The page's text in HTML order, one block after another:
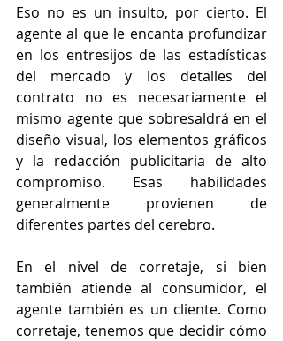
Eso no es un insulto, por cierto. El
agente al que le encanta profundizar
en los entresijos de las estadísticas
del mercado y los detalles del
contrato no es necesariamente el
mismo agente que sobresaldrá en el
diseño visual, los elementos gráficos
y la redacción publicitaria de alto
compromiso. Esas habilidades
generalmente provienen de
diferentes partes del cerebro.
En el nivel de corretaje, si bien
también atiende al consumidor, el
agente también es un cliente. Como
corretaje, tenemos que decidir cómo